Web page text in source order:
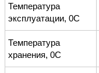
Температура
эксплуатации, 0С
Температура
хранения, 0С